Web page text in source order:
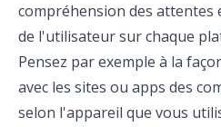
compréhension des attentes
de l'utilisateur sur chaque
Pensez par exemple à la
avec les sites ou apps des
selon l'appareil que vous